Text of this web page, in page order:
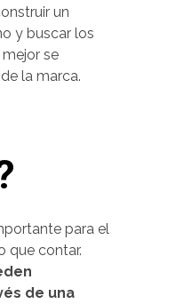
un
y buscar los
se
la marca.
para el
que contar.
de una